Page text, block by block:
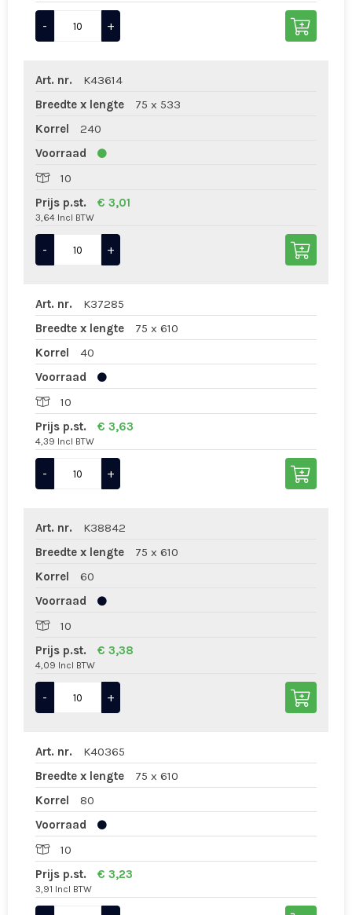
- +
Art. nr.
K43614
Breedte x lengte
75 x 533
Korrel
240
Voorraad
10
Prijs p.st.
€ 3,01
3,64 Incl BTW
- +
Art. nr.
K37285
Breedte x lengte
75 x 610
Korrel
40
Voorraad
10
Prijs p.st.
€ 3,63
4,39 Incl BTW
- +
Art. nr.
K38842
Breedte x lengte
75 x 610
Korrel
60
Voorraad
10
Prijs p.st.
€ 3,38
4,09 Incl BTW
- +
Art. nr.
K40365
Breedte x lengte
75 x 610
Korrel
80
Voorraad
10
Prijs p.st.
€ 3,23
3,91 Incl BTW